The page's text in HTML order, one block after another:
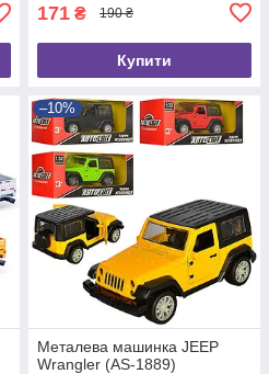
171 ₴ 190 ₴
Купити
–10%
Металева машинка JEEP
Wrangler (AS-1889)